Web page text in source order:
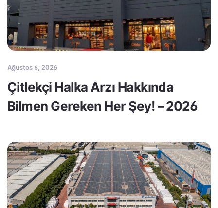
Ağustos 6, 2026
Çitlekçi Halka Arzı Hakkında
Bilmen Gereken Her Şey! – 2026